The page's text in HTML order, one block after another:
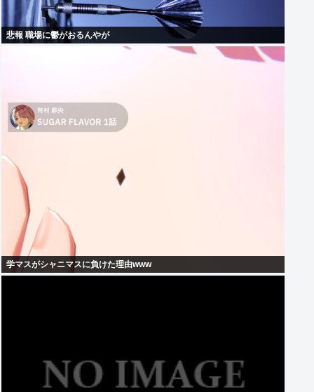
悲報 職場に鬱がおるんやが
学マスがシャニマスに負けた理由www